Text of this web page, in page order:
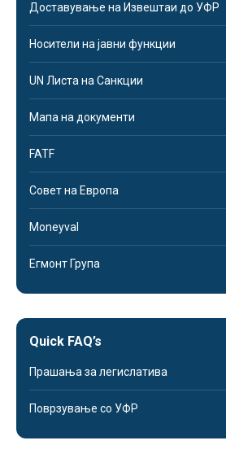
Доставување на Извештаи до УФР
Носители на јавни функции
UN Листа на Санкции
Мапа на документи
FATF
Совет на Европа
Moneyval
Егмонт Група
Quick FAQ’s
Прашања за легислатива
Поврзување со УФР